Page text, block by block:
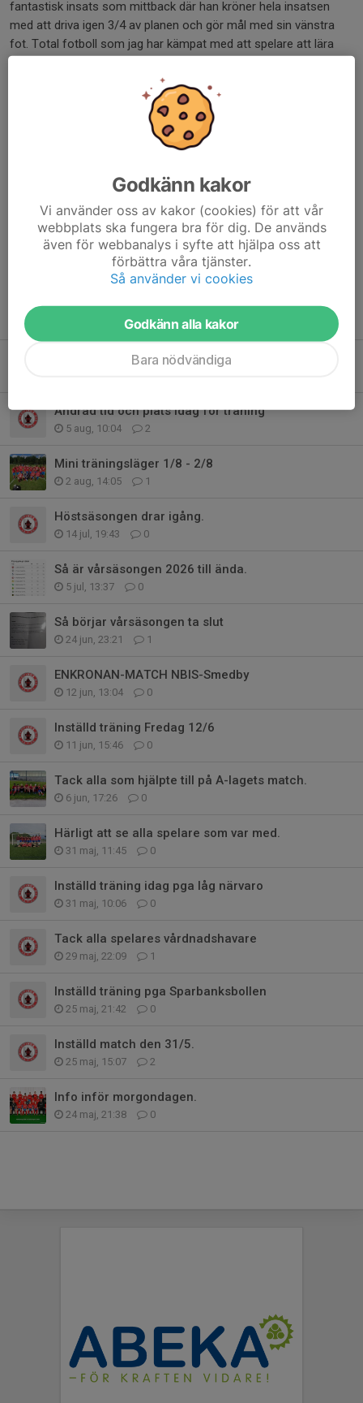
fantastisk insats som mittback där han kröner hela insatsen
med att driva igen 3/4 av planen och gör mål med sin vänstra
fot. Total fotboll som jag har kämpat med att spelare att lära
Stort grattis Nyköpings BIS P13.
Kommentarer
John Amcoff27 sep 2025
Härlig match idag denna sista sommardag! Bra kört
Tidigare nyheter
Inför matchen vs Hargs BK 15 aug.
Ändrad tid och plats idag för träning
5 aug, 10:04 2
Mini träningsläger 1/8 - 2/8
2 aug, 14:05 1
Höstsäsongen drar igång.
14 jul, 19:43 0
Så är vårsäsongen 2026 till ända.
5 jul, 13:37 0
Så börjar vårsäsongen ta slut
24 jun, 23:21 1
ENKRONAN-MATCH NBIS-Smedby
12 jun, 13:04 0
Inställd träning Fredag 12/6
11 jun, 15:46 0
Tack alla som hjälpte till på A-lagets match.
6 jun, 17:26 0
Härligt att se alla spelare som var med.
31 maj, 11:45 0
Inställd träning idag pga låg närvaro
31 maj, 10:06 0
Tack alla spelares vårdnadshavare
29 maj, 22:09 1
Inställd träning pga Sparbanksbollen
25 maj, 21:42 0
Inställd match den 31/5.
25 maj, 15:07 2
Info inför morgondagen.
24 maj, 21:38 0
Godkänn kakor
Vi använder oss av kakor (cookies) för att vår
webbplats ska fungera bra för dig. De används
även för webbanalys i syfte att hjälpa oss att
förbättra våra tjänster.
Så använder vi cookies
Godkänn alla kakor
Bara nödvändiga